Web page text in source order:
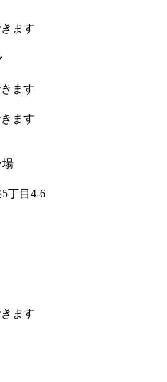
ます
ます
ます
場
丁目4-6
ます